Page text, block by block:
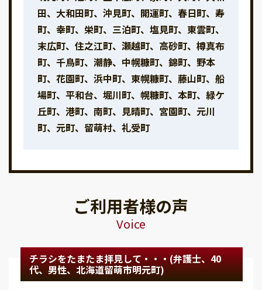
田、大和田町、沖見町、開運町、春日町、寿
町、幸町、栄町、三泊町、塩見町、東雲町、
末広町、住之江町、瀬越町、高砂町、樽真布
町、千鳥町、潮静、中幌糠町、錦町、野本
町、花園町、浜中町、東幌糠町、藤山町、船
場町、平和台、堀川町、幌糠町、本町、緑ケ
丘町、港町、南町、見晴町、宮園町、元川
町、元町、留萌村、礼受町
ご利用者様の声
Voice
チラシをたまたま拝見して・・・(弁護士、40
代、男性、北海道留萌市明元町)